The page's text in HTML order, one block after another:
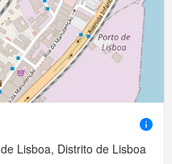
Lisboa, Distrito de Lisboa